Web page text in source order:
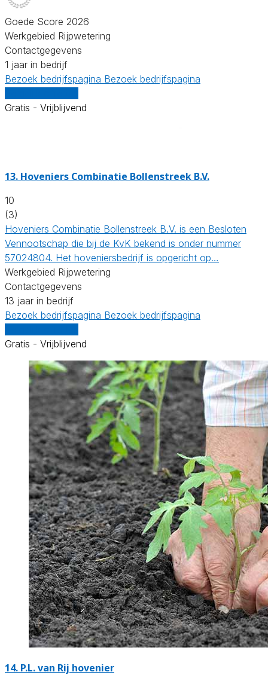
Goede Score 2026
Werkgebied Rijpwetering
Contactgegevens
1 jaar in bedrijf
Bezoek bedrijfspagina Bezoek bedrijfspagina
Gratis - Vrijblijvend
13. Hoveniers Combinatie Bollenstreek B.V.
10
(3)
Hoveniers Combinatie Bollenstreek B.V. is een Besloten
Vennootschap die bij de KvK bekend is onder nummer
57024804. Het hoveniersbedrijf is opgericht op…
Werkgebied Rijpwetering
Contactgegevens
13 jaar in bedrijf
Bezoek bedrijfspagina Bezoek bedrijfspagina
Gratis - Vrijblijvend
14. P.L. van Rij hovenier